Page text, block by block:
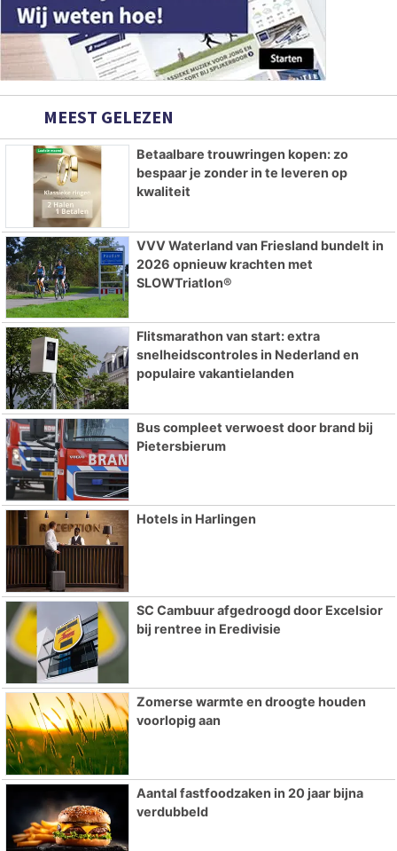
MEEST GELEZEN
Betaalbare trouwringen kopen: zo
bespaar je zonder in te leveren op
kwaliteit
VVV Waterland van Friesland bundelt in
2026 opnieuw krachten met
SLOWTriatlon®
Flitsmarathon van start: extra
snelheidscontroles in Nederland en
populaire vakantielanden
Bus compleet verwoest door brand bij
Pietersbierum
Hotels in Harlingen
SC Cambuur afgedroogd door Excelsior
bij rentree in Eredivisie
Zomerse warmte en droogte houden
voorlopig aan
Aantal fastfoodzaken in 20 jaar bijna
verdubbeld